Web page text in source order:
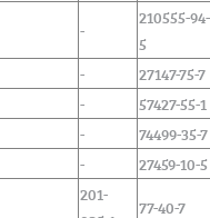
-
210555-94-
5
-
27147-75-7
-
57427-55-1
-
74499-35-7
-
27459-10-5
201-
77-40-7